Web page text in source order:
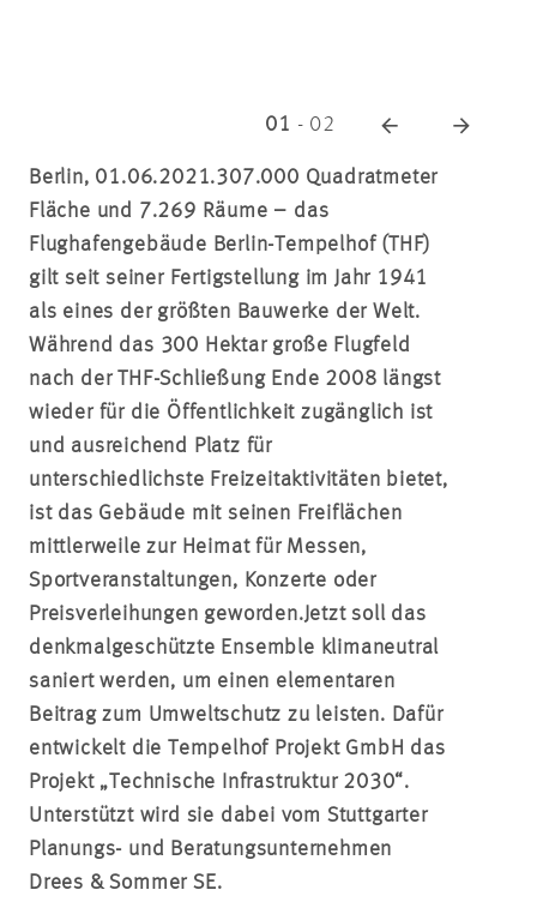
01 - 02
Berlin, 01.06.2021.307.000 Quadratmeter
Fläche und 7.269 Räume – das
Flughafengebäude Berlin-Tempelhof (THF)
gilt seit seiner Fertigstellung im Jahr 1941
als eines der größten Bauwerke der Welt.
Während das 300 Hektar große Flugfeld
nach der THF-Schließung Ende 2008 längst
wieder für die Öffentlichkeit zugänglich ist
und ausreichend Platz für
unterschiedlichste Freizeitaktivitäten bietet,
ist das Gebäude mit seinen Freiflächen
mittlerweile zur Heimat für Messen,
Sportveranstaltungen, Konzerte oder
Preisverleihungen geworden. Jetzt soll das
denkmalgeschützte Ensemble klimaneutral
saniert werden, um einen elementaren
Beitrag zum Umweltschutz zu leisten. Dafür
entwickelt die Tempelhof Projekt GmbH das
Projekt „Technische Infrastruktur 2030“.
Unterstützt wird sie dabei vom Stuttgarter
Planungs- und Beratungsunternehmen
Drees & Sommer SE.